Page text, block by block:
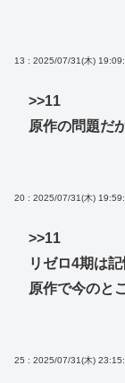
13 : 2025/07/31(木)
>>11
原作の問題だ
20 : 2025/07/31(木)
>>11
リゼロ4期は
原作で今のと
25 : 2025/07/31(木)